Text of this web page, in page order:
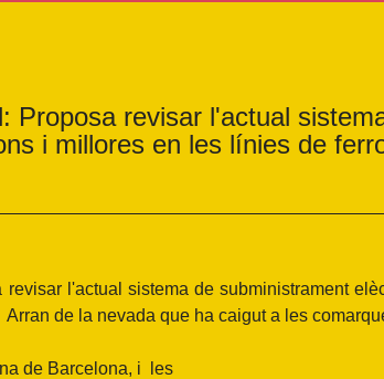
Proposa revisar l'actual
i millores en les línies de
revisar l'actual sistema de subministrament
de la nevada que ha caigut a les
de Barcelona, i les